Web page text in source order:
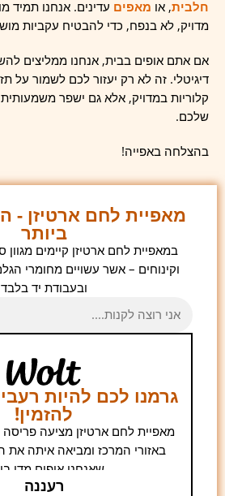
חלבית, או מאפים עדינים. אנחנו
מדויק, לא בנפח, כדי להבטיח עקביות
אם אתם אופים בבית, אנחנו ממליצים
דיגיטלי. זה לא רק יעזור לכם לשמור על
קלוריות במדויק, אלא גם ישפר
שלכם.
בהצלחה באפייה!
מאפיית לחם ארטיזן
ביותר
במאפיית לחם ארטיזן קיימים מגוון
וקינוחים – אשר עשויים מחומרי
ובעבודת יד בלבד
גרמנו לכם להיות
להזמין!
מאפיית לחם ארטיזן מציעה
באזורי המרכז ומביאה איתה את
שאנחנו אופים מדי
רעננה